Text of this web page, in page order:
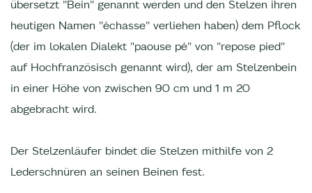
übersetzt "Bein" genannt werden und den Stelzen ihren
heutigen Namen "échasse" verliehen haben) dem Pflock
(der im lokalen Dialekt "paouse pé" von "repose pied"
auf Hochfranzösisch genannt wird), der am Stelzenbein
in einer Höhe von zwischen 90 cm und 1 m 20
abgebracht wird.
Der Stelzenläufer bindet die Stelzen mithilfe von 2
Lederschnüren an seinen Beinen fest.